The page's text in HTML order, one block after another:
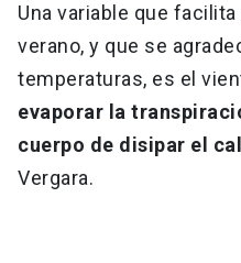
Una variable que
verano, y que se
temperaturas, es el
evaporar la
cuerpo de disipar el
Vergara.